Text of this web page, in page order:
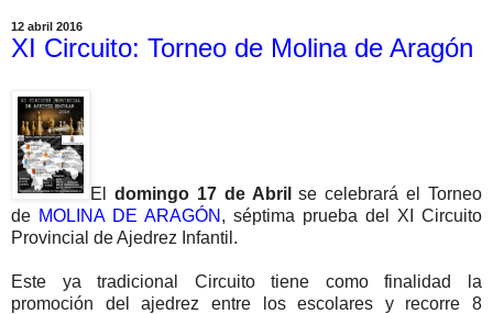
12 abril 2016
XI Circuito: Torneo de Molina de Aragón
El domingo 17 de Abril se celebrará el Torneo
de MOLINA DE ARAGÓN , séptima prueba del XI Circuito
Provincial de Ajedrez Infantil.
Este ya tradicional Circuito tiene como finalidad la
promoción del ajedrez entre los escolares y recorre 8